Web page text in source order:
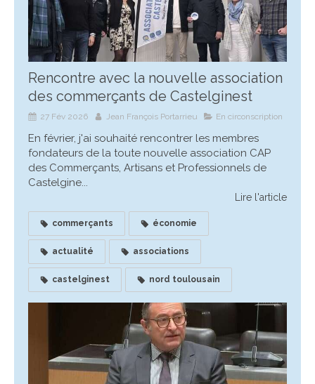
Rencontre avec la nouvelle association
des commerçants de Castelginest
27 Fév 2026 Jean François Portarrieu En circonscription
En février, j'ai souhaité rencontrer les membres
fondateurs de la toute nouvelle association CAP
des Commerçants, Artisans et Professionnels de
Castelgine...
Lire l'article
commerçants économie
actualité associations
castelginest nord toulousain